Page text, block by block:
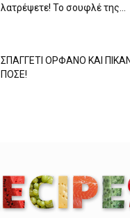
λατρέψετε! Το σουφλέ της...
ΣΠΑΓΓΕΤΙ ΟΡΦΑΝΟ ΚΑΙ
ΠΟΣΕ!